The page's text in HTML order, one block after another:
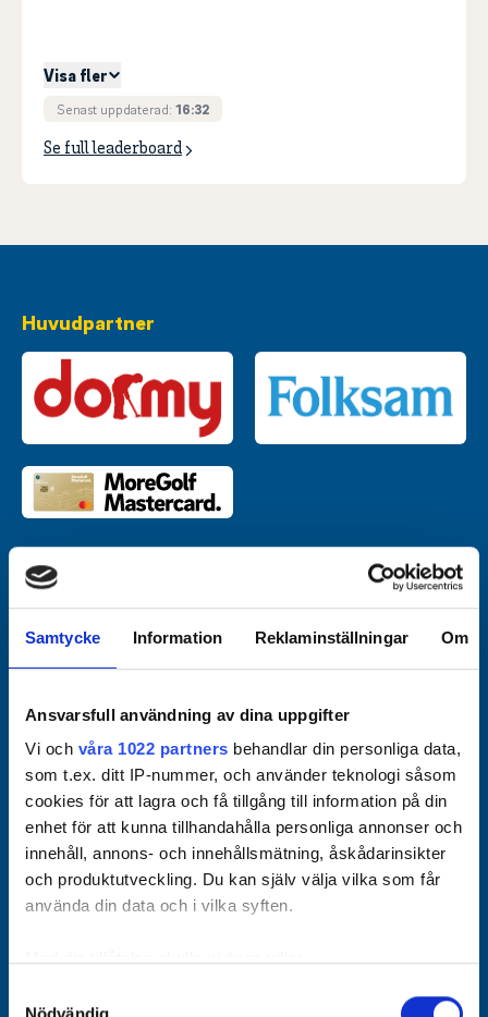
Samtycke Information Reklaminställningar Om
Ansvarsfull användning av dina uppgifter
Vi och våra 1022 partners behandlar din personliga data,
som t.ex. ditt IP-nummer, och använder teknologi såsom
cookies för att lagra och få tillgång till information på din
enhet för att kunna tillhandahålla personliga annonser och
innehåll, annons- och innehållsmätning, åskådarinsikter
och produktutveckling. Du kan själv välja vilka som får
använda din data och i vilka syften.
Nödvändig
Visa fler
Senast uppdaterad: 16:32
Se full leaderboard
Huvudpartner
Officiella partners